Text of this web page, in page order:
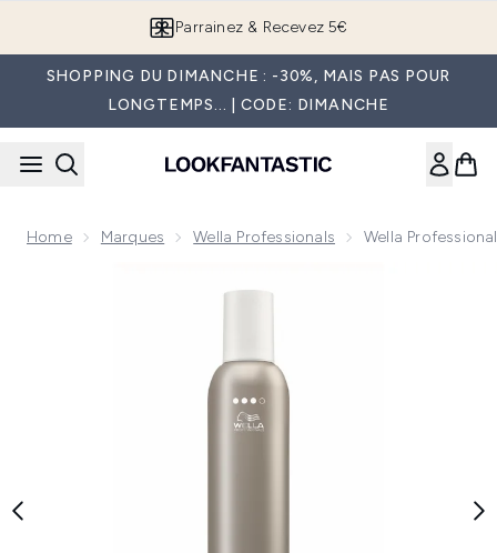
Parrainez & Recevez 5€
SHOPPING DU DIMANCHE : -30%, MAIS PAS POUR
LONGTEMPS... | CODE: DIMANCHE
Home Marques Wella Professionals Wella